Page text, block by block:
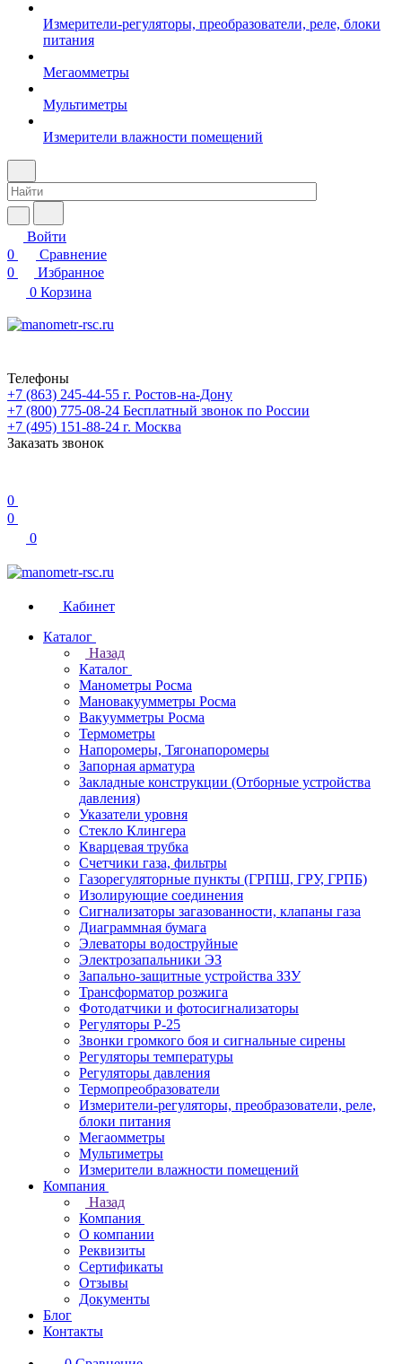
Измерители-регуляторы, преобразователи, реле, блоки
питания
Мегаомметры
Мультиметры
Измерители влажности помещений
Войти
0
Сравнение
0
Избранное
0 Корзина
Телефоны
+7 (863) 245-44-55 г. Ростов-на-Дону
+7 (800) 775-08-24 Бесплатный звонок по России
+7 (495) 151-88-24 г. Москва
Заказать звонок
0
0
0
Кабинет
Каталог
Назад
Каталог
Манометры Росма
Мановакуумметры Росма
Вакуумметры Росма
Термометры
Напоромеры, Тягонапоромеры
Запорная арматура
Закладные конструкции (Отборные устройства
давления)
Указатели уровня
Стекло Клингера
Кварцевая трубка
Счетчики газа, фильтры
Газорегуляторные пункты (ГРПШ, ГРУ, ГРПБ)
Изолирующие соединения
Сигнализаторы загазованности, клапаны газа
Диаграммная бумага
Элеваторы водоструйные
Электрозапальники ЭЗ
Запально-защитные устройства ЗЗУ
Трансформатор розжига
Фотодатчики и фотосигнализаторы
Регуляторы Р-25
Звонки громкого боя и сигнальные сирены
Регуляторы температуры
Регуляторы давления
Термопреобразователи
Измерители-регуляторы, преобразователи, реле,
блоки питания
Мегаомметры
Мультиметры
Измерители влажности помещений
Компания
Назад
Компания
О компании
Реквизиты
Сертификаты
Отзывы
Документы
Блог
Контакты